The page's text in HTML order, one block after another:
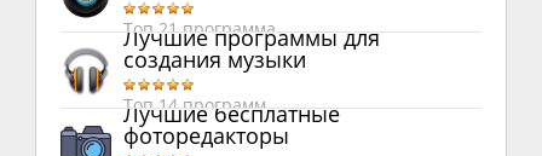
Топ 21 программа
Лучшие программы для
создания музыки
Топ 14 программ
Лучшие бесплатные
фоторедакторы